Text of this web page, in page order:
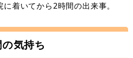
着いてから2時間の出来事。
気持ち